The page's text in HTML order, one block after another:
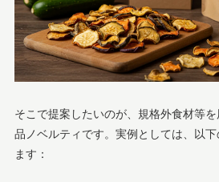
そこで提案したいのが、規格外食材等
品ノベルティです。実例としては、以
ます：